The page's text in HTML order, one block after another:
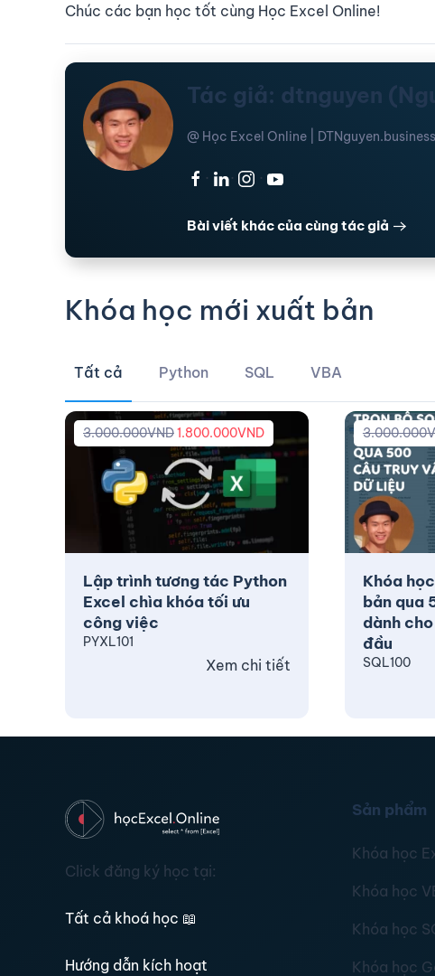
Chúc các bạn học tốt cùng Học Excel Online!
Tác giả: dtnguyen
@ Học Excel Online | DTNguyen.business
· · ·
Bài viết khác của cùng tác giả
Khóa học mới xuất bản
Tất cả Python SQL VBA
Lập trình tương tác Python
Excel chìa khóa tối ưu
công việc
3.000.000VND1.800.000VND
PYXL101
Xem chi tiết
Khóa
bản qua
dành
đầu
3.000.000
SQL100
Click đăng ký học tại:
Tất cả khoá học 📖
Hướng dẫn kích hoạt
Sản phẩm
Khóa học
Khóa học
Khóa học
Khóa học